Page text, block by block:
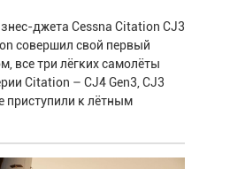
джета Cessna Citation CJ3
совершил свой первый
все три лёгких самолёты
Citation – CJ4 Gen3, CJ3
приступили к лётным